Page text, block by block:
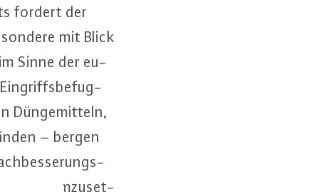
fordert der
mit Blick
Sinne der eu­
Ein­griffs­be­fug­
Dün­ge­mit­teln,
– bergen
um­zu­set­